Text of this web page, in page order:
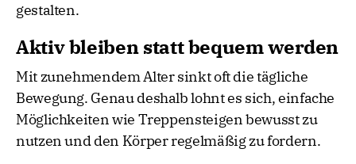
gestalten.
Aktiv bleiben statt bequem werden
Mit zunehmendem Alter sinkt oft die tägliche
Bewegung. Genau deshalb lohnt es sich, einfache
Möglichkeiten wie Treppensteigen bewusst zu
nutzen und den Körper regelmäßig zu fordern.